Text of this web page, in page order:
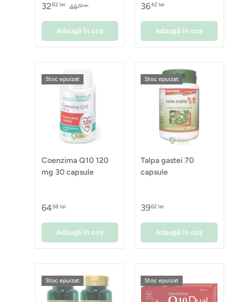
3282 lei 4688 lei
Adaugă în coș
3642 lei
Adaugă în coș
Stoc epuizat
Coenzima Q10 120
mg 30 capsule
6458 lei
Adaugă în coș
Stoc epuizat
Talpa gastei 70
capsule
3962 lei
Adaugă în coș
Stoc epuizat Stoc epuizat